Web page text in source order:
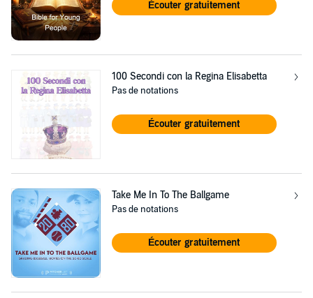
Écouter gratuitement
100 Secondi con la Regina Elisabetta
Pas de notations
Écouter gratuitement
Take Me In To The Ballgame
Pas de notations
Écouter gratuitement